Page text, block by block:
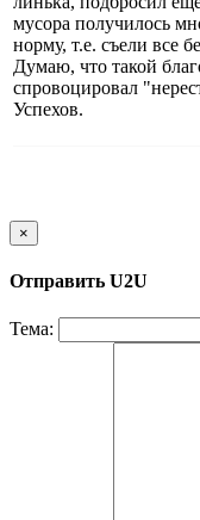
мусора получилось
норму, т.е. съели все
Думаю, что такой
спровоцировал
Успехов.
×
Отправить U2U
Тема: